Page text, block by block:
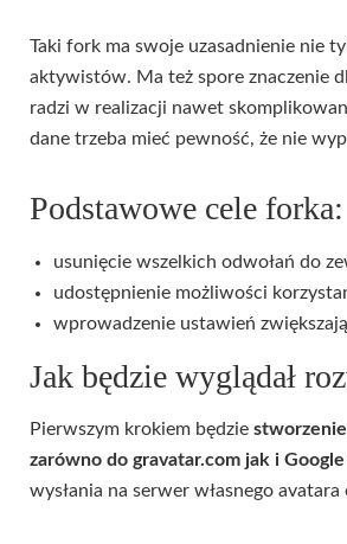
Taki fork ma swoje uzasadnienie nie
aktywistów. Ma też spore znaczenie
radzi w realizacji nawet
dane trzeba mieć pewność, że nie
Podstawowe cele forka:
usunięcie wszelkich odwołań do
udostępnienie możliwości
wprowadzenie ustawień
Jak będzie wyglądał
Pierwszym krokiem będzie
zarówno do gravatar.com jak i
wysłania na serwer własnego